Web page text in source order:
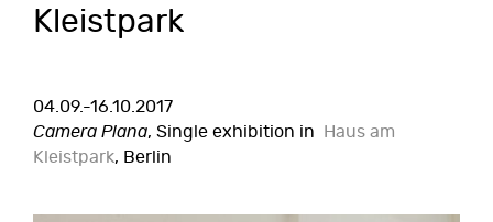
Kleistpark
04.09.-16.10.2017
Camera Plana, Single exhibition in Haus am
Kleistpark, Berlin